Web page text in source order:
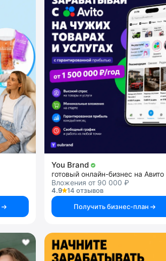
You Brand
готовый онлайн-бизнес на Авито
Вложения от 90 000 ₽
4.9
14 отзывов
Получить бизнес-план